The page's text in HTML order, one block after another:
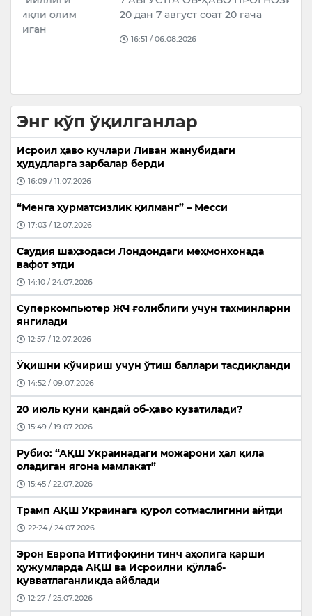
20 дан 7 август соат 20 гача
Энг кўп ўқилганлар
Исроил ҳаво кучлари Ливан жанубидаги
ҳудудларга зарбалар берди
16:09 / 11.07.2026
“Менга ҳурматсизлик қилманг” – Месси
17:03 / 12.07.2026
Саудия шаҳзодаси Лондондаги меҳмонхонада
вафот этди
14:10 / 24.07.2026
Суперкомпьютер ЖЧ ғолиблиги учун тахминларни
янгилади
12:57 / 12.07.2026
Ўқишни кўчириш учун ўтиш баллари тасдиқланди
14:52 / 09.07.2026
20 июль куни қандай об-ҳаво кузатилади?
15:49 / 19.07.2026
Рубио: “АҚШ Украинадаги можарони ҳал қила
оладиган ягона мамлакат”
15:45 / 22.07.2026
Трамп АҚШ Украинага қурол сотмаслигини айтди
22:24 / 24.07.2026
Эрон Европа Иттифоқини тинч аҳолига қарши
ҳужумларда АҚШ ва Исроилни қўллаб-
қувватлаганликда айблади
12:27 / 25.07.2026